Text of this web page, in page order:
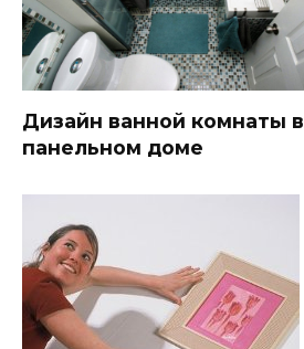
Дизайн ванной комнаты в
панельном доме